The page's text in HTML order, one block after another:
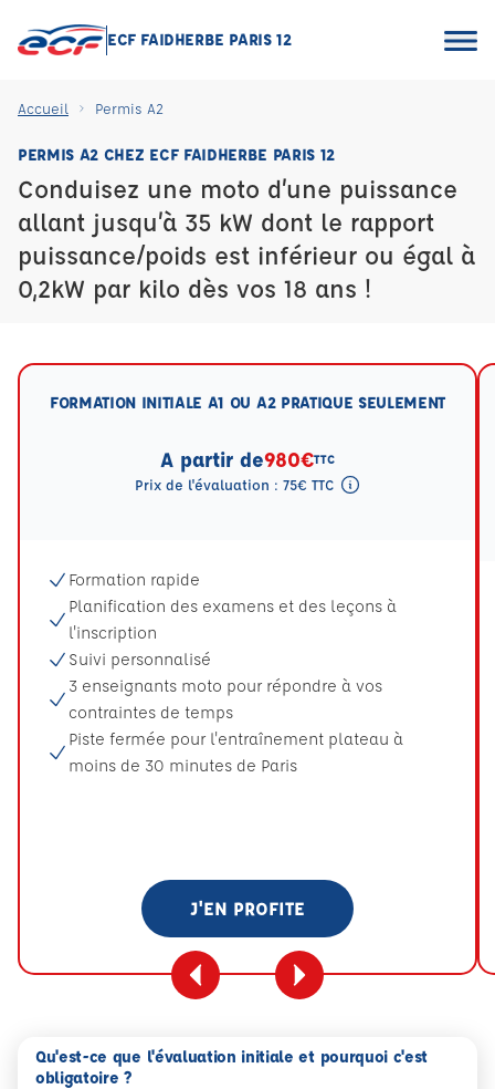
ECF FAIDHERBE PARIS 12
Accueil Permis A2
PERMIS A2 CHEZ ECF FAIDHERBE PARIS 12
Conduisez une moto d’une puissance
allant jusqu’à 35 kW dont le rapport
puissance/poids est inférieur ou égal à
0,2kW par kilo dès vos 18 ans !
FORMATION INITIALE A1 OU A2 PRATIQUE SEULEMENT
A partir de980€TTC
Prix de l'évaluation : 75€ TTC
Formation rapide
Planification des examens et des leçons à
l'inscription
Suivi personnalisé
3 enseignants moto pour répondre à vos
contraintes de temps
Piste fermée pour l'entraînement plateau à
moins de 30 minutes de Paris
J'EN PROFITE
Qu'est-ce que l'évaluation initiale et pourquoi c'est
obligatoire ?